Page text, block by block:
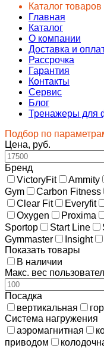
Каталог товаров
Главная
Каталог
О компании
Доставка и
Рассрочка
Гарантия
Контакты
Сервис
Блог
Тренажеры для
Подбор по
Цена, руб.
Бренд
VictoryFit
Ammity
Gym
Carbon Fitness
Clear Fit
Everyfit
Oxygen
Proxima
Sportop
Start Line
Gymmaster
Insight
Показать товары
В наличии
Макс. вес
Посадка
вертикальная
Система нагружения
аэромагнитная
приводом